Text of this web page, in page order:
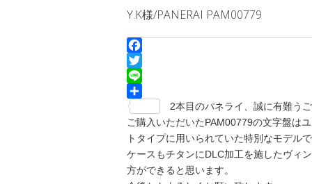
Y.K様/PANERAI PAM00779
Facebook
Twitter
Line
有
2本目のパネライ、誠に有難うご
ご購入いただいたPAM00779の文字盤は
トタイプに用いられていた特別なモデルで
ケースもチタンにDLC加工を施したヴィ
方ができると思います。